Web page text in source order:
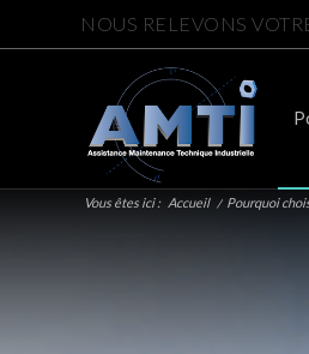
NOUS RELEVONS
Vous êtes ici : Accueil / Pourquoi